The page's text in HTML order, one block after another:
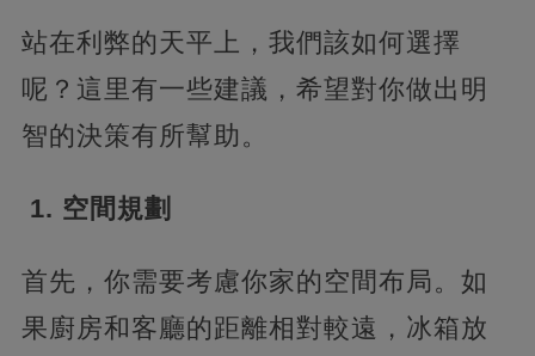
站在利弊的天平上，我們該如何選擇
呢？這里有一些建議，希望對你做出明
智的決策有所幫助。
1. 空間規劃
首先，你需要考慮你家的空間布局。如
果廚房和客廳的距離相對較遠，冰箱放